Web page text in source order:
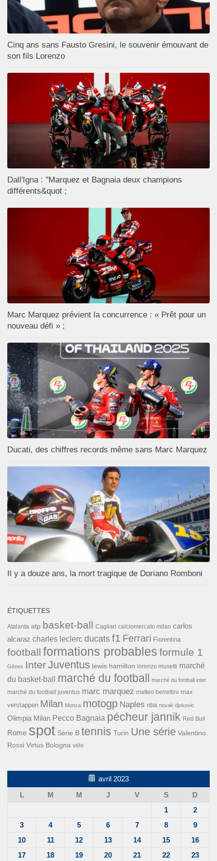
Cinq ans sans Fausto Gresini, le souvenir émouvant de
son fils Lorenzo
Dall'Igna : "Marquez et Bagnaia deux champions
différents&quot ;
Marc Marquez prévient la concurrence : « Prêt pour un
nouveau défi » ;
Ducati, des chiffres records même sans Marc Marquez
Il y a douze ans, la mort tragique de Doriano Romboni
ÉTIQUETTES
Atalanta atp basket-ball Cagliari calciomercato milan carlos
alcaraz charles leclerc ducats f1 Ferrari Fiorentina
football formations probables formule 1
Gênes InterJuventus lewis hamilton lorenzo musetti marché
du basket-ball
marché du football marché du football inter
marché du football juventus marc marquez matteo berrettini max
verstappen Milan Monza motogp Naples nba novak djokovic
Olimpia Milan Pecco Bagnaia pécheur jannik Red Bull
Rome spot Série B tennis Turin Une série Valentino
Rossi Virtus Bologna vélo
avril 2023
L
M M J V S
D
1
2
3
4 5 6 7 8
9
10
11 12 13 14 15
16
17
18 19 20 21 22 23